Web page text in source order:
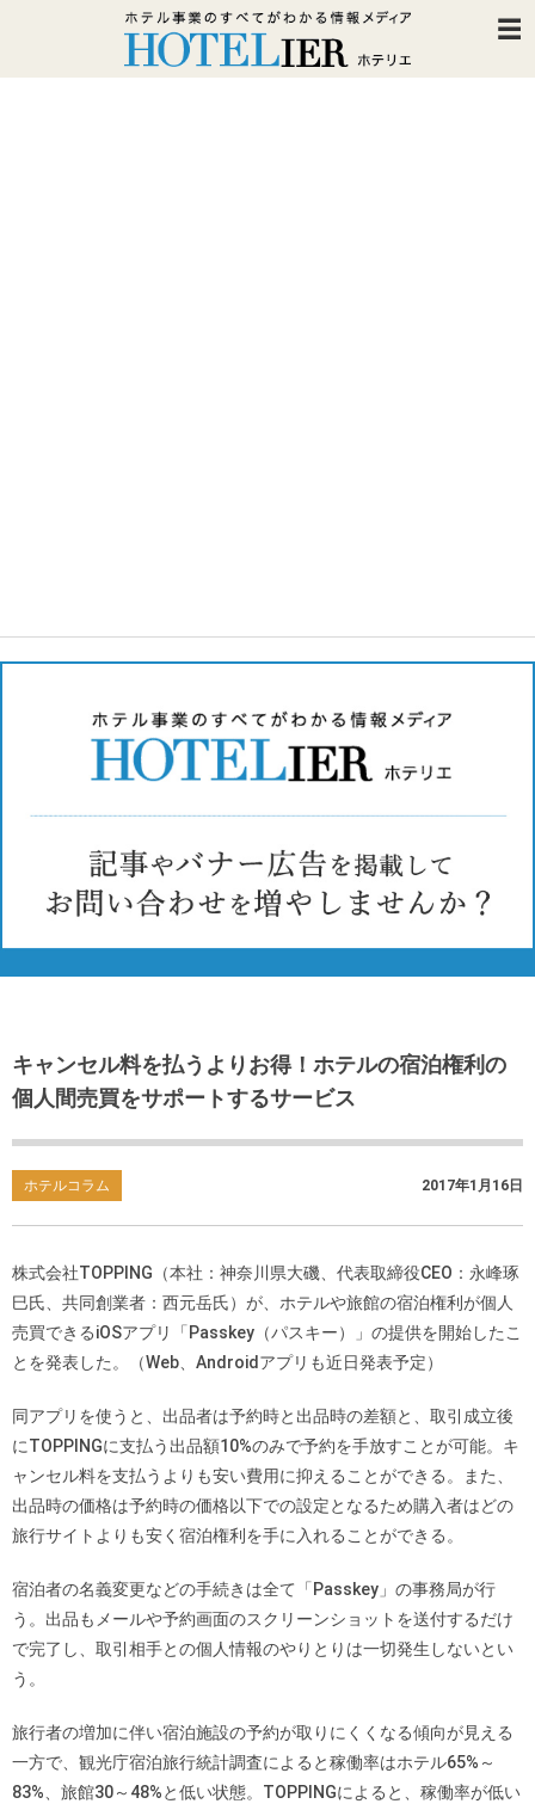
キャンセル料を払うよりお得！ホテルの宿泊権利の
個人間売買をサポートするサービス
ホテルコラム 2017年1月16日
株式会社TOPPING（本社：神奈川県大磯、代表取締役CEO：永峰琢
巳氏、共同創業者：西元岳氏）が、ホテルや旅館の宿泊権利が個人
売買できるiOSアプリ「Passkey（パスキー）」の提供を開始したこ
とを発表した。（Web、Androidアプリも近日発表予定）
同アプリを使うと、出品者は予約時と出品時の差額と、取引成立後
にTOPPINGに支払う出品額10%のみで予約を手放すことが可能。キ
ャンセル料を支払うよりも安い費用に抑えることができる。また、
出品時の価格は予約時の価格以下での設定となるため購入者はどの
旅行サイトよりも安く宿泊権利を手に入れることができる。
宿泊者の名義変更などの手続きは全て「Passkey」の事務局が行
う。出品もメールや予約画面のスクリーンショットを送付するだけ
で完了し、取引相手との個人情報のやりとりは一切発生しないとい
う。
旅行者の増加に伴い宿泊施設の予約が取りにくくなる傾向が見える
一方で、観光庁宿泊旅行統計調査によると稼働率はホテル65%～
83%、旅館30～48%と低い状態。TOPPINGによると、稼働率が低い